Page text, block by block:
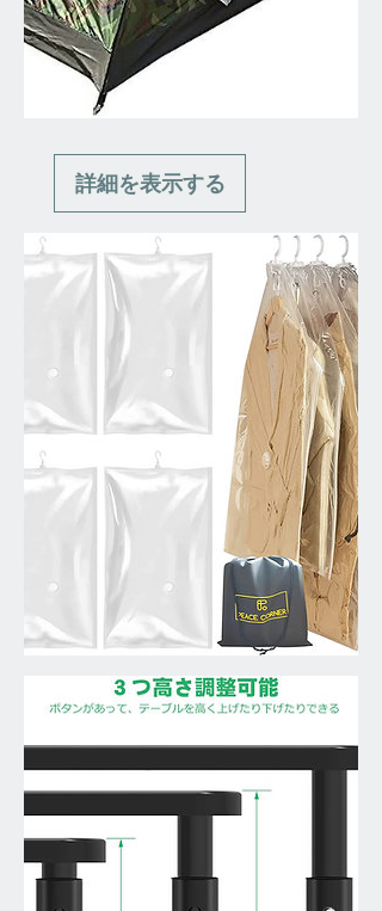
詳細を表示する